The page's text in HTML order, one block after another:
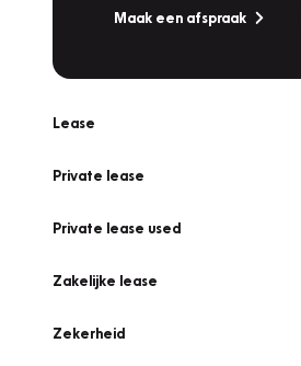
Maak een afspraak
Lease
Private lease
Private lease used
Zakelijke lease
Zekerheid